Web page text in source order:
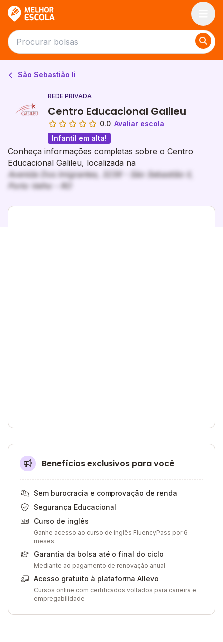
São Sebastião Ii
REDE PRIVADA
Centro Educacional Galileu
0.0 Avaliar escola
Infantil em alta!
Conheça informações completas sobre o Centro
Educacional Galileu, localizada na
Avenida Dos Imigrantes, 3239 - São Sebastião Ii,
Porto Velho - RO
Benefícios exclusivos para você
Sem burocracia e comprovação de renda
Segurança Educacional
Curso de inglês
Ganhe acesso ao curso de inglês FluencyPass por 6
meses.
Garantia da bolsa até o final do ciclo
Mediante ao pagamento de renovação anual
Acesso gratuito à plataforma Allevo
Cursos online com certificados voltados para carreira e
empregabilidade